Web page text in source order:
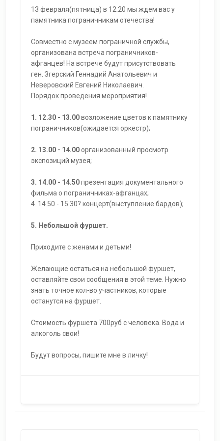
13 февраля(пятница) в 12.20 мы ждем вас у
памятника пограничникам отечества!
Совместно с музеем пограничной службы,
организована встреча пограничников-
афганцев! На встрече будут присутствовать
ген. Згерский Геннадий Анатольевич и
Неверовский Евгений Николаевич.
Порядок проведения мероприятия!
1. 12.30 - 13.00возложение цветов к памятнику
пограничников(ожидается оркестр);
2. 13.00 - 14.00организованный просмотр
экспозиций музея;
3. 14.00 - 14.50презентация документального
фильма о пограничниках-афганцах;
4. 14.50 - 15.30? концерт(выступление бардов);
5. Небольшой фуршет.
Приходите с женами и детьми!
Желающие остаться на небольшой фуршет,
оставляйте свои сообщения в этой теме. Нужно
знать точное кол-во участников, которые
останутся на фуршет.
Стоимость фуршета 700руб с человека. Вода и
алкоголь свои!
Будут вопросы, пишите мне в личку!